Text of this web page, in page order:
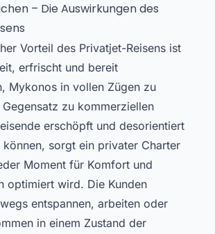
– Die Auswirkungen des
Vorteil des Privatjet-Reisens ist
erfrischt und bereit
Mykonos in vollen Zügen zu
zu kommerziellen
erschöpft und desorientiert
können, sorgt ein privater Charter
Moment für Komfort und
optimiert wird. Die Kunden
entspannen, arbeiten oder
in einem Zustand der